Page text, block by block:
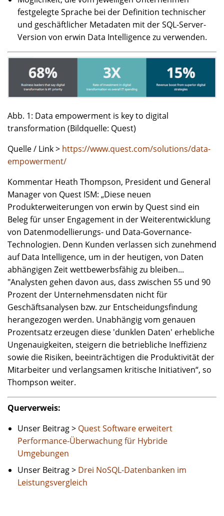
festgelegte Sprache bei der Definition technischer
und geschäftlicher Metadaten mit der SQL-Server-
Version von erwin Data Intelligence zu verwenden.
Abb. 1: Data empowerment is key to digital
transformation (Bildquelle: Quest)
Quelle / Link > https://www.quest.com/solutions/data-
empowerment/
Kommentar Heath Thompson, President und General
Manager von Quest ISM: „Diese neuen
Produkterweiterungen von erwin by Quest sind ein
Beleg für unser Engagement in der Weiterentwicklung
von Datenmodellierungs- und Data-Governance-
Technologien. Denn Kunden verlassen sich zunehmend
auf Data Intelligence, um in der heutigen, von Daten
abhängigen Zeit wettbewerbsfähig zu bleiben...
"Analysten gehen davon aus, dass zwischen 55 und 90
Prozent der Unternehmensdaten nicht für
Geschäftsanalysen bzw. zur Entscheidungsfindung
herangezogen werden. Unabhängig vom genauen
Prozentsatz erzeugen diese 'dunklen Daten' erhebliche
Ungenauigkeiten, steigern die betriebliche Ineffizienz
sowie die Risiken, beeinträchtigen die Produktivität der
Mitarbeiter und verlangsamen kritische Initiativen“, so
Thompson weiter.
Querverweis:
Unser Beitrag > Quest Software erweitert
Performance-Überwachung für Hybride
Umgebungen
Unser Beitrag > Drei NoSQL-Datenbanken im
Leistungsvergleich